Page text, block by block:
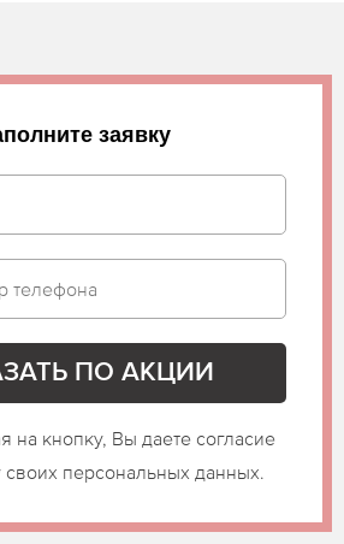
заявку
на кнопку, Вы даете согласие
своих персональных данных.